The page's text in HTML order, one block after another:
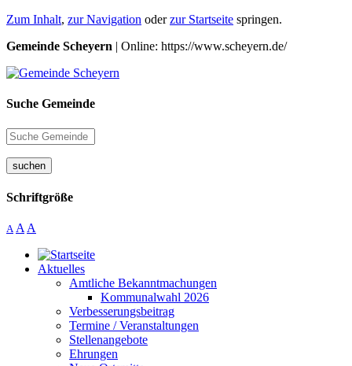
Zum Inhalt, zur Navigation oderzur Startseite springen.
Gemeinde Scheyern | Online: https://www.scheyern.de/
Suche Gemeinde
suchen
Schriftgröße
A A A
Aktuelles
Amtliche Bekanntmachungen
Kommunalwahl 2026
Verbesserungsbeitrag
Termine / Veranstaltungen
Stellenangebote
Ehrungen